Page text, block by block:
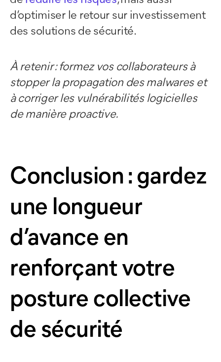
d’optimiser le retour sur investissement
des solutions de sécurité.
À retenir : formez vos collaborateurs à
stopper la propagation des malwares et
à corriger les vulnérabilités logicielles
de manière proactive.
Conclusion : gardez
une longueur
d’avance en
renforçant votre
posture collective
de sécurité